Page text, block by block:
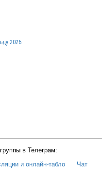
2026
в Телеграм:
и онлайн-табло Чат